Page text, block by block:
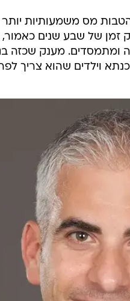
מס משמעותיות
זמן של שבע שנים
מענק שכזה
וילדים שהוא צריך